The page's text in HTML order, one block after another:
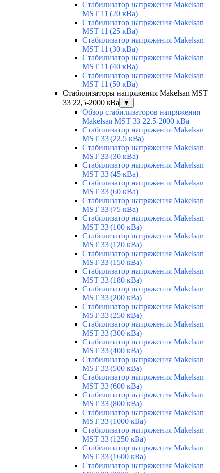
Стабилизатор напряжения Makelsan
MST 11 (20 кВа)
Стабилизатор напряжения Makelsan
MST 11 (25 кВа)
Стабилизатор напряжения Makelsan
MST 11 (30 кВа)
Стабилизатор напряжения Makelsan
MST 11 (40 кВа)
Стабилизатор напряжения Makelsan
MST 11 (50 кВа)
Стабилизаторы напряжения Makelsan MST
33 22,5-2000 кВа
▼
Обзор стабилизаторов напряжения
Makelsan MST 33 22.5-2000 кВа
Стабилизатор напряжения Makelsan
MST 33 (22.5 кВа)
Стабилизатор напряжения Makelsan
MST 33 (30 кВа)
Стабилизатор напряжения Makelsan
MST 33 (45 кВа)
Стабилизатор напряжения Makelsan
MST 33 (60 кВа)
Стабилизатор напряжения Makelsan
MST 33 (75 кВа)
Стабилизатор напряжения Makelsan
MST 33 (100 кВа)
Стабилизатор напряжения Makelsan
MST 33 (120 кВа)
Стабилизатор напряжения Makelsan
MST 33 (150 кВа)
Стабилизатор напряжения Makelsan
MST 33 (180 кВа)
Стабилизатор напряжения Makelsan
MST 33 (200 кВа)
Стабилизатор напряжения Makelsan
MST 33 (250 кВа)
Стабилизатор напряжения Makelsan
MST 33 (300 кВа)
Стабилизатор напряжения Makelsan
MST 33 (400 кВа)
Стабилизатор напряжения Makelsan
MST 33 (500 кВа)
Стабилизатор напряжения Makelsan
MST 33 (600 кВа)
Стабилизатор напряжения Makelsan
MST 33 (800 кВа)
Стабилизатор напряжения Makelsan
MST 33 (1000 кВа)
Стабилизатор напряжения Makelsan
MST 33 (1250 кВа)
Стабилизатор напряжения Makelsan
MST 33 (1600 кВа)
Стабилизатор напряжения Makelsan